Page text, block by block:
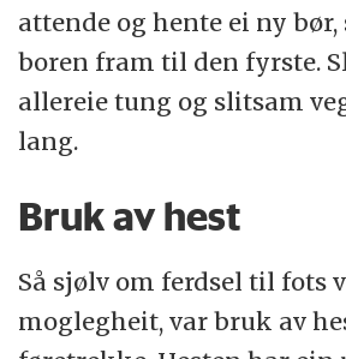
attende og hente ei ny bør,
boren fram til den fyrste.
allereie tung og slitsam
lang.
Bruk av hest
Så sjølv om ferdsel til fots
moglegheit, var bruk av